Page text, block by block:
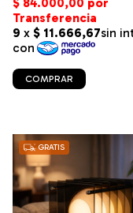
COMPRAR
GRATIS